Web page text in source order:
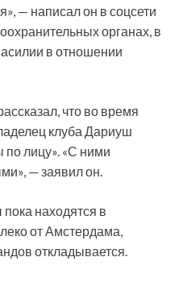
— написал он в соцсети
органах, в
в отношении
что во время
клуба Дариуш
по лицу». «С ними
— заявил он.
находятся в
от Амстердама,
откладывается.